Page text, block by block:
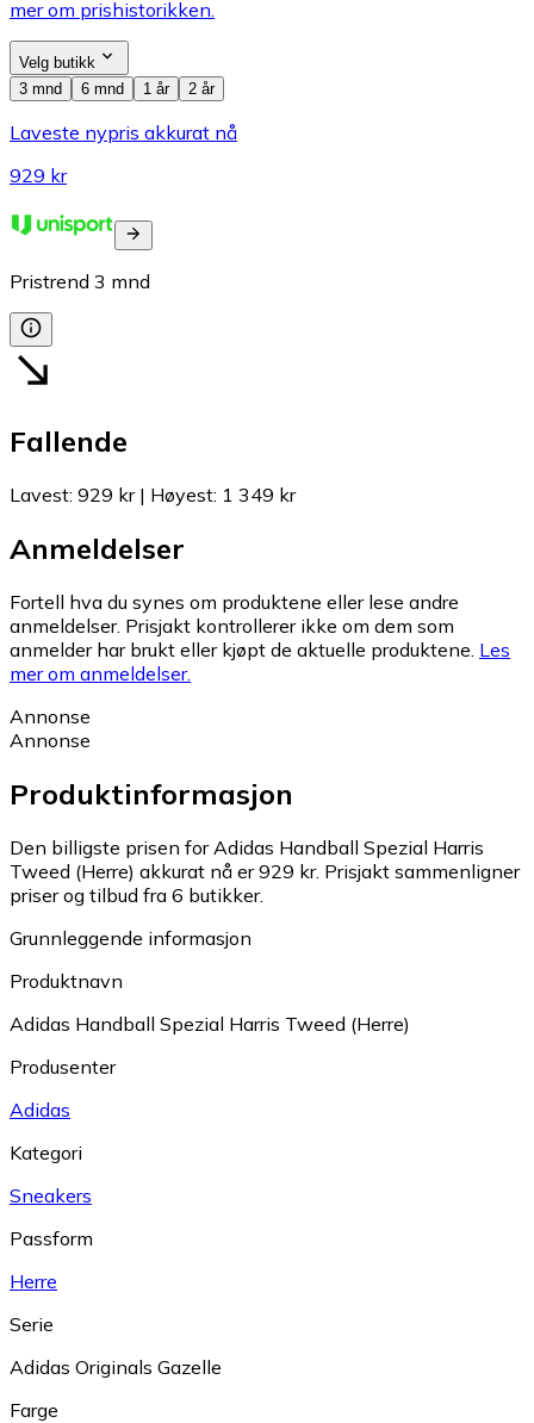
mer om prishistorikken.
Velg butikk
3 mnd
6 mnd 1 år 2 år
Laveste nypris akkurat nå
929 kr
Pristrend 3 mnd
Fallende
Lavest: 929 kr| Høyest: 1 349 kr
Anmeldelser
Fortell hva du synes om produktene eller lese andre
anmeldelser. Prisjakt kontrollerer ikke om dem som
anmelder har brukt eller kjøpt de aktuelle produktene. Les
mer om anmeldelser.
Annonse
Annonse
Produktinformasjon
Den billigste prisen for Adidas Handball Spezial Harris
Tweed (Herre) akkurat nå er 929 kr. Prisjakt sammenligner
priser og tilbud fra 6 butikker.
Grunnleggende informasjon
Produktnavn
Adidas Handball Spezial Harris Tweed (Herre)
Produsenter
Adidas
Kategori
Sneakers
Passform
Herre
Serie
Adidas Originals Gazelle
Farge